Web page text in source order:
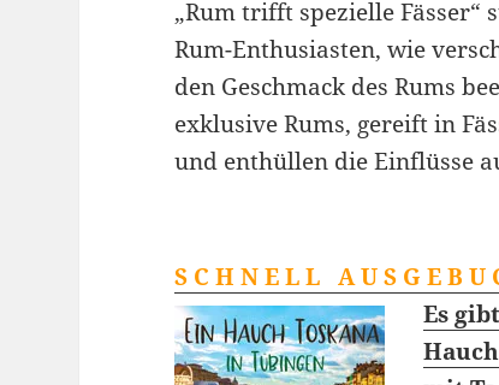
„Rum trifft spezielle Fässer“
Rum-Enthusiasten, wie
den Geschmack des Rums
exklusive Rums, gereift in
und enthüllen die Einflüsse
S C H N E L L A U S G E B U
Es